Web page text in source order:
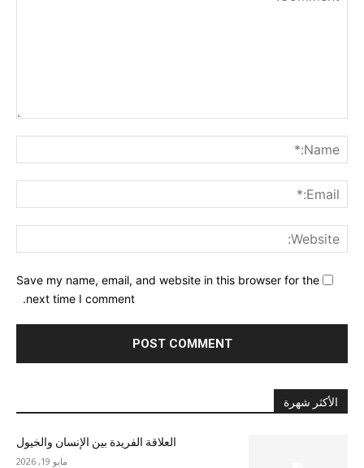
Save my name, email, and website in this browser for the
next time I comment.
الأكثر شهرة
العلاقة الفريدة بين الإنسان والخيول
مايو 19, 2026